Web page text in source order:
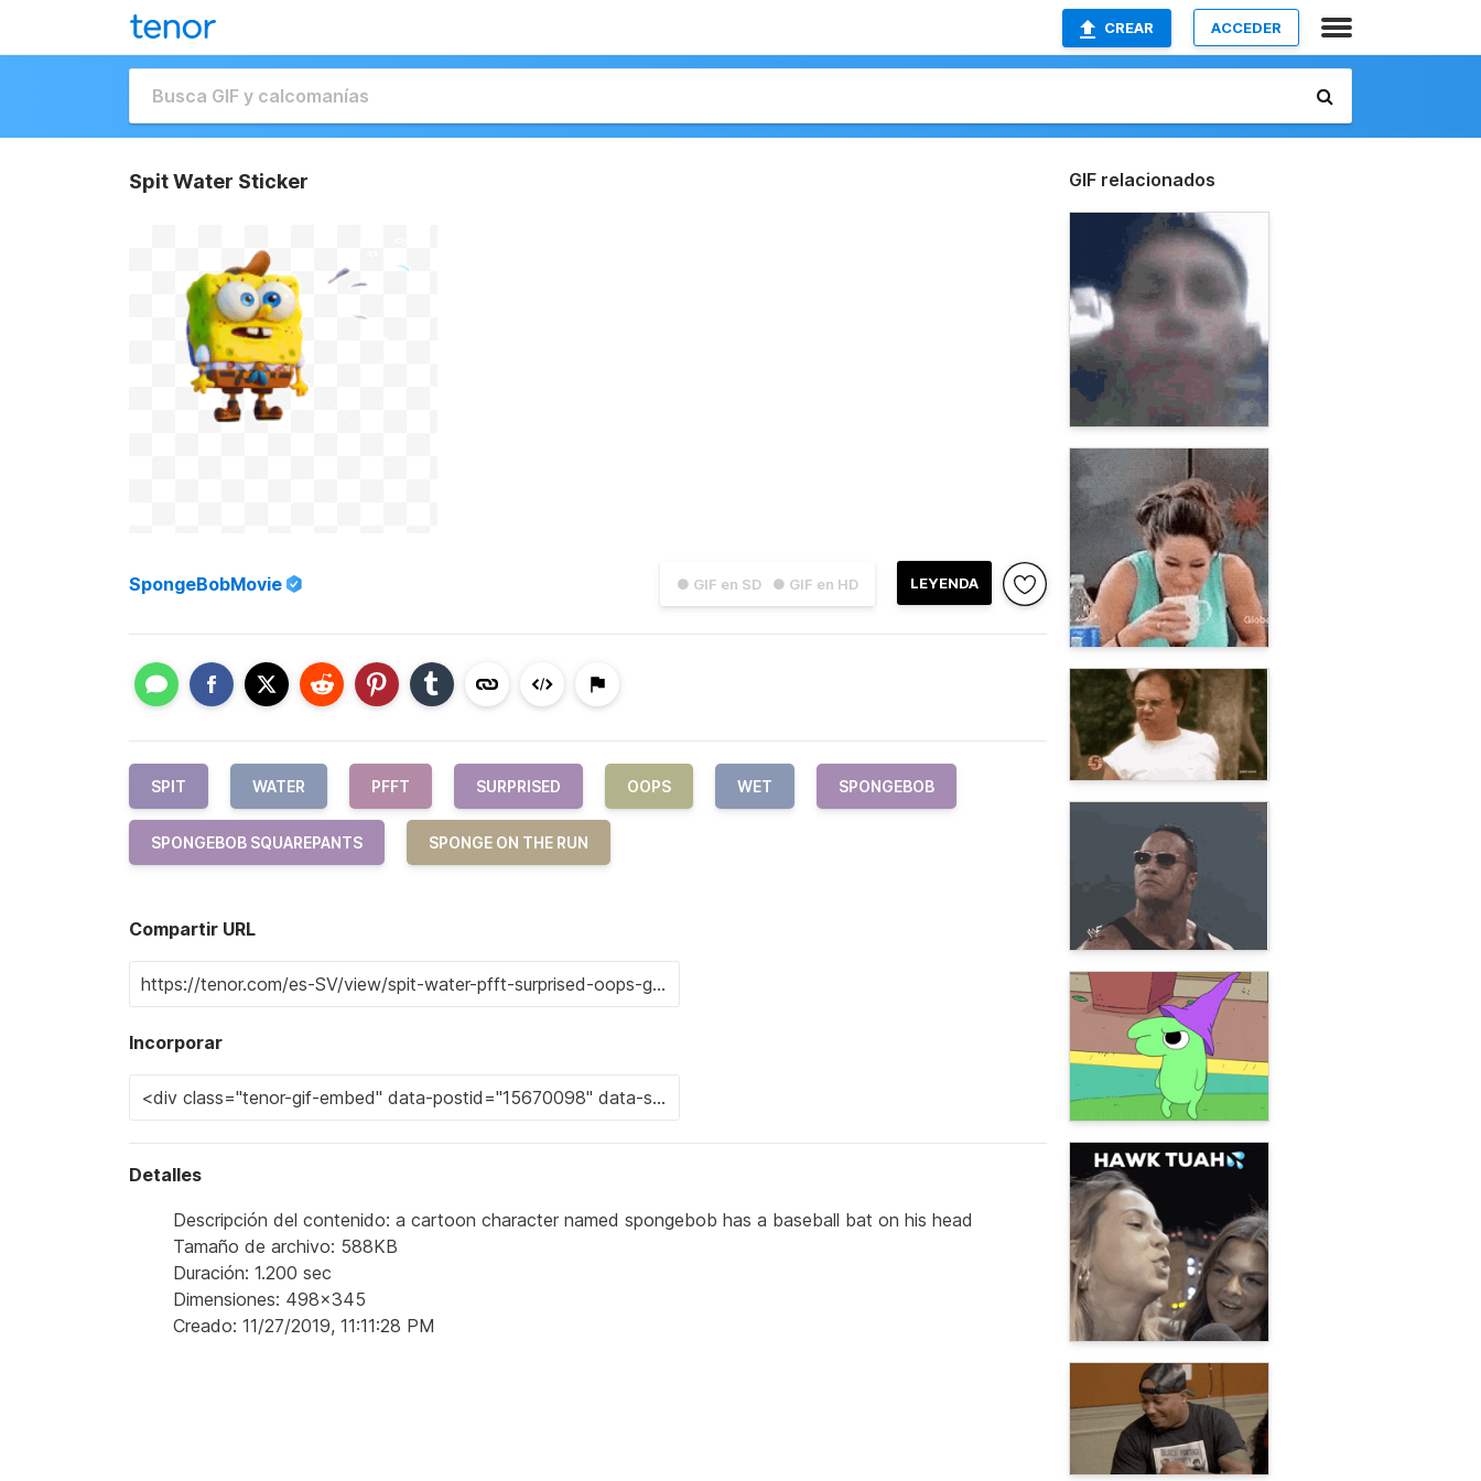
CREAR ACCEDER
Spit Water Sticker
● GIF en SD ● GIF en HD LEYENDA
SpongeBobMovie
SPIT WATER PFFT SURPRISED OOPS WET SPONGEBOB
SPONGEBOB SQUAREPANTS SPONGE ON THE RUN
Compartir URL
Incorporar
Detalles
Descripción del contenido: a cartoon character named spongebob has a baseball bat on his head
Tamaño de archivo: 588KB
Duración: 1.200 sec
Dimensiones: 498x345
Creado: 11/27/2019, 11:11:28 PM
GIF relacionados